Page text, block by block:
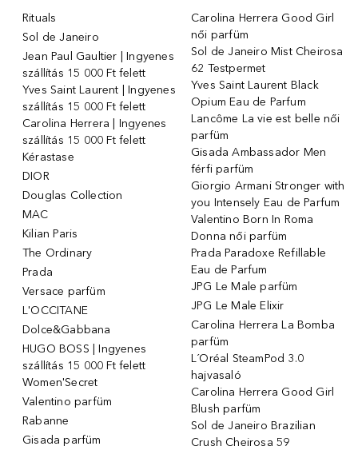
Rituals
Sol de Janeiro
Jean Paul Gaultier | Ingyenes
szállítás 15 000 Ft felett
Yves Saint Laurent | Ingyenes
szállítás 15 000 Ft felett
Carolina Herrera | Ingyenes
szállítás 15 000 Ft felett
Kérastase
DIOR
Douglas Collection
MAC
Kilian Paris
The Ordinary
Prada
Versace parfüm
L'OCCITANE
Dolce&Gabbana
HUGO BOSS | Ingyenes
szállítás 15 000 Ft felett
Women'Secret
Valentino parfüm
Rabanne
Gisada parfüm
Carolina Herrera Good Girl
női parfüm
Sol de Janeiro Mist Cheirosa
62 Testpermet
Yves Saint Laurent Black
Opium Eau de Parfum
Lancôme La vie est belle női
parfüm
Gisada Ambassador Men
férfi parfüm
Giorgio Armani Stronger with
you Intensely Eau de Parfum
Valentino Born In Roma
Donna női parfüm
Prada Paradoxe Refillable
Eau de Parfum
JPG Le Male parfüm
JPG Le Male Elixir
Carolina Herrera La Bomba
parfüm
L´Oréal SteamPod 3.0
hajvasaló
Carolina Herrera Good Girl
Blush parfüm
Sol de Janeiro Brazilian
Crush Cheirosa 59